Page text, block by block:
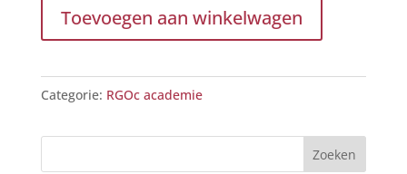
RGOc
aantal
Toevoegen aan winkelwagen
Categorie: RGOc academie